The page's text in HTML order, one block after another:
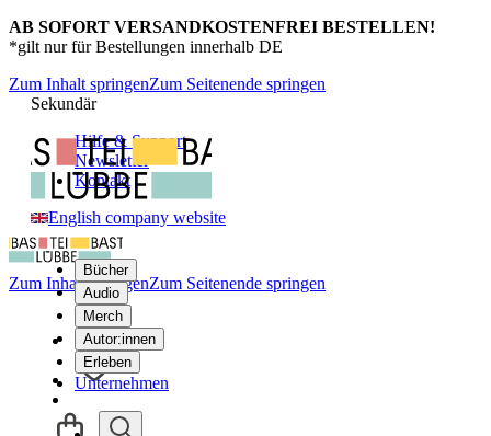
AB SOFORT VERSANDKOSTENFREI BESTELLEN!
*gilt nur für Bestellungen innerhalb DE
Zum Inhalt springenZum Seitenende springen
Sekundär
Hilfe & Support
Newsletter
Kontakt
English company website
Bücher
Audio
Merch
Autor:innen
Erleben
Unternehmen
Zum Inhalt springenZum Seitenende springen